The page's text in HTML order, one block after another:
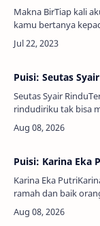
Makna BirTiap kali
kamu bertanya
sayang? Aku
opium mengandung
Puisi: Seutas
Seutas Syair
rindudiriku tak bisa
terindah yang
bahagia tumpah
Puisi: Karina Eka
Karina Eka
ramah dan baik
selalu dipakaiInilah
terkadang merasa